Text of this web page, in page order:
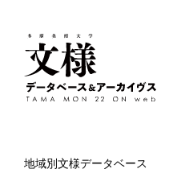
地域別文様データベース